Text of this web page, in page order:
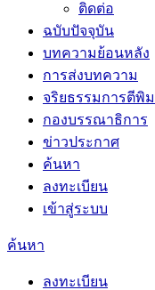
ติดต่อ
ฉบับปัจจุบัน
บทความย้อนหลัง
การส่งบทความ
จริยธรรมการตีพิ
กองบรรณาธิการ
ข่าวประกาศ
ค้นหา
ลงทะเบียน
เข้าสู่ระบบ
ค้นหา
ลงทะเบียน